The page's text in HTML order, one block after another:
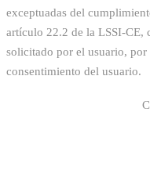
exceptuadas del
artículo 22.2 de la LSSI-CE,
solicitado por el usuario,
consentimiento del usuario.